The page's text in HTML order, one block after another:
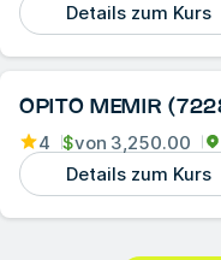
Details zum Kurs
OPITO MEMIR
4 $von 3,250.00
Details zum Kurs